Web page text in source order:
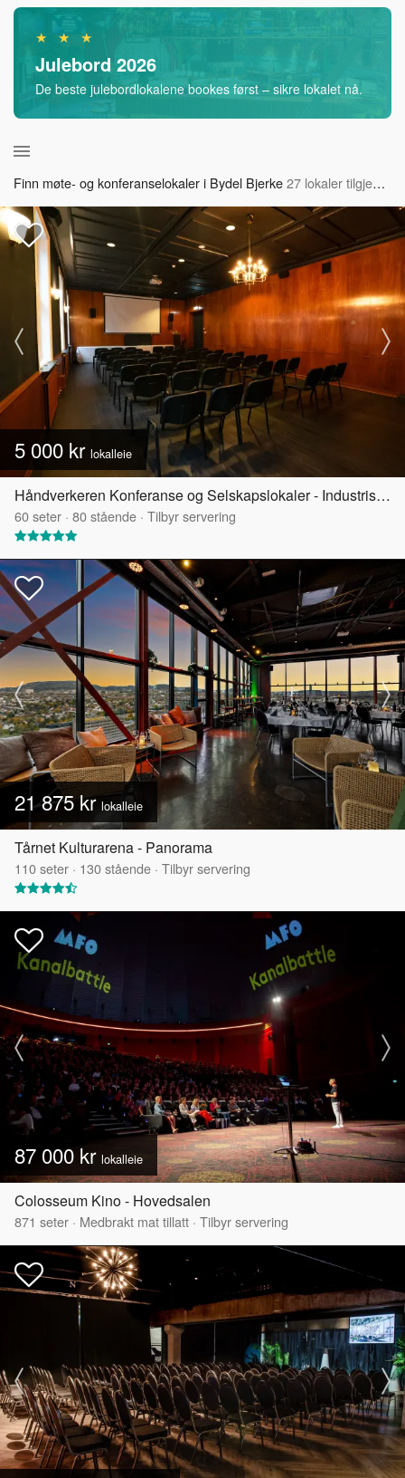
★ ★ ★
Julebord 2026
De beste julebordlokalene bookes først – sikre lokalet nå.
Finn møte- og konferanselokaler i Bydel Bjerke27 lokaler tilgjengelig
5 000 kr lokalleie
Håndverkeren Konferanse og Selskapslokaler - Industrisalen
60seter · 80stående · Tilbyr servering
21 875 krlokalleie
Tårnet Kulturarena - Panorama
110seter · 130stående · Tilbyr servering
87 000 kr lokalleie
Colosseum Kino - Hovedsalen
871 seter · Medbrakt mat tillatt · Tilbyr servering